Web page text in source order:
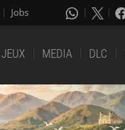
Jobs
JEUX MEDIA DLC